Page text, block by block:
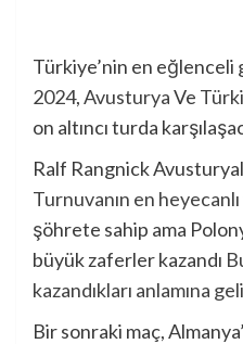
Türkiye’nin en eğlenceli
2024,AvusturyaVe
on altıncı turda
Ralf Rangnick
Turnuvanın en
şöhrete sahip ama
büyük zaferler kazandı
kazandıkları anlamına
Bir sonraki maç,